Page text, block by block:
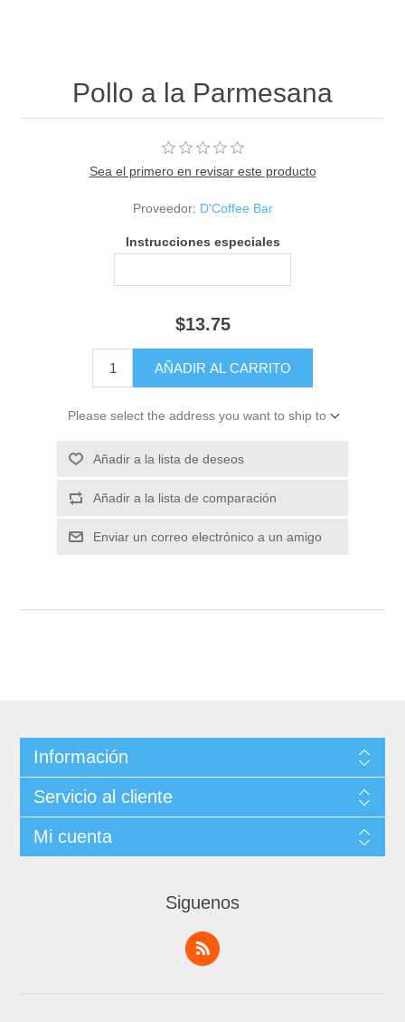
Pollo a la Parmesana
Sea el primero en revisar este producto
Proveedor: D'Coffee Bar
Instrucciones especiales
$13.75
Please select the address you want to ship to
Información
Servicio al cliente
Mi cuenta
Siguenos